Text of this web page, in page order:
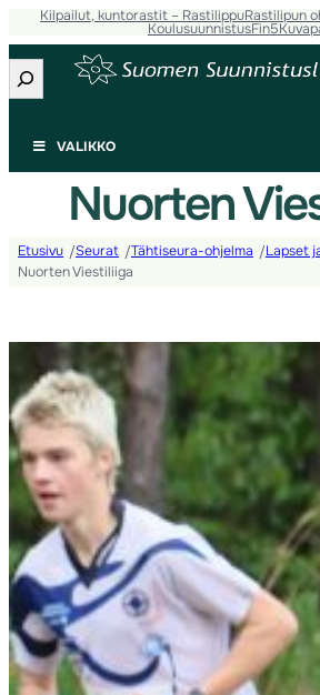
Kilpailut, kuntorastit – RastilippuRastilipun
KoulusuunnistusFin5
Etsi
VALIKKO
Nuorten
Etusivu /Seurat /Tähtiseura-ohjelma /Lapset
Nuorten Viestiliiga